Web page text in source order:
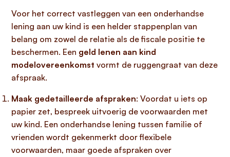
Voor het correct vastleggen van een onderhandse
lening aan uw kind is een helder stappenplan van
belang om zowel de relatie als de fiscale positie te
beschermen. Een geld lenen aan kind
modelovereenkomst vormt de ruggengraat van deze
afspraak.
Maak gedetailleerde afspraken: Voordat u iets op
papier zet, bespreek uitvoerig de voorwaarden met
uw kind. Een onderhandse lening tussen familie of
vrienden wordt gekenmerkt door flexibele
voorwaarden, maar goede afspraken over